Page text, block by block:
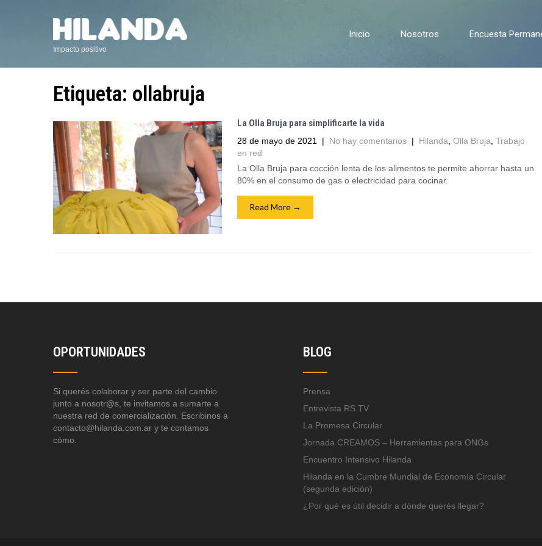
Impacto positivo
Inicio Nosotros Encuesta
Etiqueta: ollabruja
La Olla Bruja para simplificarte la vida
28 de mayo de 2021 | No hay comentarios | Hilanda Olla Bruja Trabajo
en red
La Olla Bruja para cocción lenta de los alimentos te permite ahorrar hasta un
80% en el consumo de gas o electricidad para cocinar.
Read More →
OPORTUNIDADES
Si querés colaborar y ser parte del cambio
junto a nosotr@s, te invitamos a sumarte a
nuestra red de comercialización. Escribinos a
contacto@hilanda.com.ar y te contamos
cómo.
BLOG
Prensa
Entrevista RS TV
La Promesa Circular
Jornada CREAMOS – Herramientas para ONGs
Encuentro Intensivo Hilanda
Hilanda en la Cumbre Mundial de Economía Circular
(segunda edición)
¿Por qué es útil decidir a dónde querés llegar?